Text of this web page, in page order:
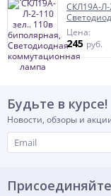
СКЛ19А-Л-
Цена:
245 руб.
Будьте в курсе!
Новости, обзоры и